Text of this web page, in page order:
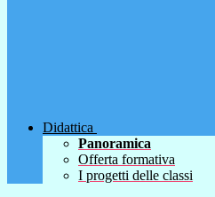
Didattica
Panoramica
Offerta formativa
I progetti delle classi